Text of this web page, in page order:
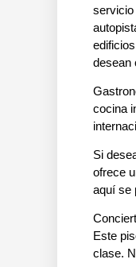
servicio
desean
cocina
Si
ofrece
aquí se
Este
clase.